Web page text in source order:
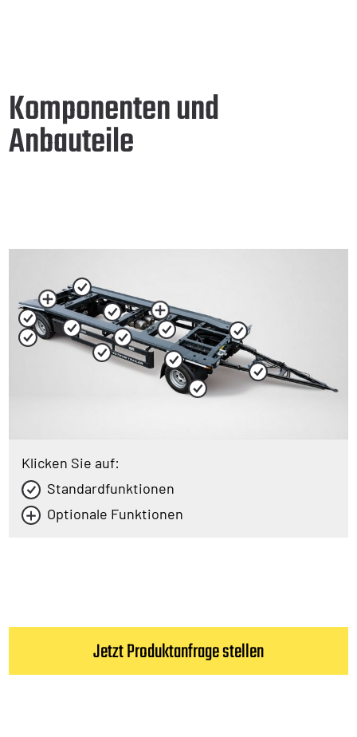
Komponenten und
Anbauteile
Klicken Sie auf:
Standardfunktionen
Optionale Funktionen
Jetzt Produktanfrage stellen